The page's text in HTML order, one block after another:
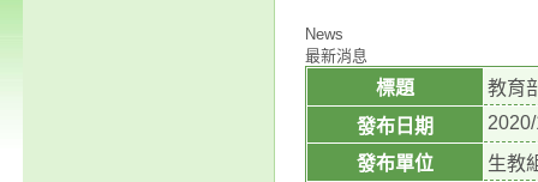
News
最新消息
標題
教育
發布日期
發布單位
生教